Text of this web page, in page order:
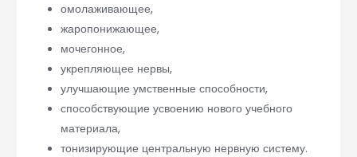
омолаживающее,
жаропонижающее,
мочегонное,
укрепляющее нервы,
улучшающие умственные способности,
способствующие усвоению нового учебного
материала,
тонизирующие центральную нервную систему.